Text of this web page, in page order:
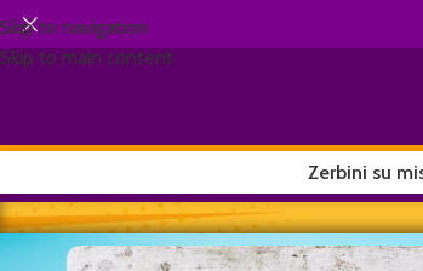
Skip to navigation
Skip to main content
Zerbini su
Home/Comics/Zerbino Alohomora